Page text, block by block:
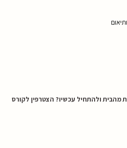
מהבית ולהתחיל עכשיו? הצטרפין לקורס